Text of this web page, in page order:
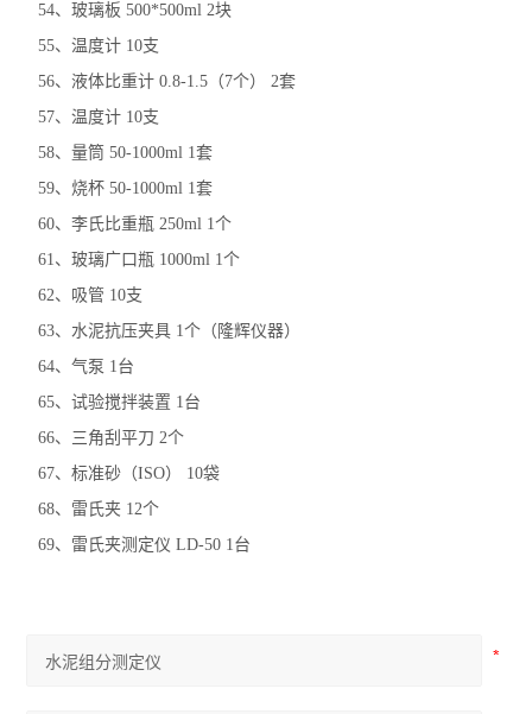
54、玻璃板 500*500ml 2块
55、温度计 10支
56、液体比重计 0.8-1.5（7个） 2套
57、温度计 10支
58、量筒 50-1000ml 1套
59、烧杯 50-1000ml 1套
60、李氏比重瓶 250ml 1个
61、玻璃广口瓶 1000ml 1个
62、吸管 10支
63、水泥抗压夹具 1个（隆辉仪器）
64、气泵 1台
65、试验搅拌装置 1台
66、三角刮平刀 2个
67、标准砂（ISO） 10袋
68、雷氏夹 12个
69、雷氏夹测定仪 LD-50 1台